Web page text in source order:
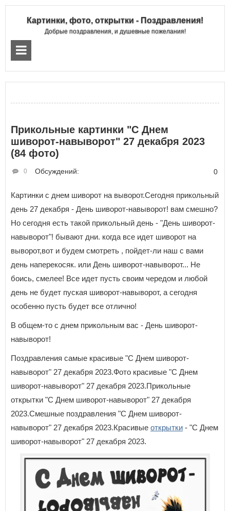
Картинки, фото, открытки - Поздравления!
Добрые поздравления, и душевные пожелания!
Прикольные картинки "С Днем
шиворот-навыворот" 27 декабря 2023
(84 фото)
Обсуждений:
0 0
Картинки с днем шиворот на выворот.Сегодня прикольный
день 27 декабря - День шиворот-навыворот! вам смешно?
Но сегодня есть такой прикольный день - "День шиворот-
навыворот"! бывают дни. когда все идет шиворот на
выворот,вот и будем смотреть , пойдет-ли наш с вами
день наперекосяк. или День шиворот-навыворот... Не
боись, смелее! Все идет пусть своим чередом и любой
день не будет пуская шиворот-навыворот, а сегодня
особенно пусть будет все отлично!
В общем-то с днем прикольным вас - День шиворот-
навыворот!
Поздравления самые красивые "С Днем шиворот-
навыворот" 27 декабря 2023.Фото красивые "С Днем
шиворот-навыворот" 27 декабря 2023.Прикольные
открытки "С Днем шиворот-навыворот" 27 декабря
2023.Смешные поздравления "С Днем шиворот-
навыворот" 27 декабря 2023.Красивые открытки - "С Днем
шиворот-навыворот" 27 декабря 2023.